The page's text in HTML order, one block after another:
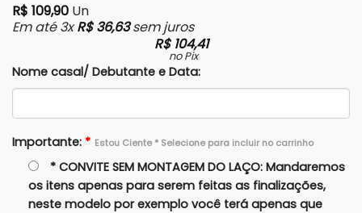
R$ 109,90 Un
Em até 3xR$36,63sem juros
R$104,41
no Pix
Nome casal/ Debutante e Data:
Importante: * Estou Ciente * Selecione para incluir no carrinho
* CONVITE SEM MONTAGEM DO LAÇO: Mandaremos
os itens apenas para serem feitas as finalizações,
neste modelo por exemplo você terá apenas que